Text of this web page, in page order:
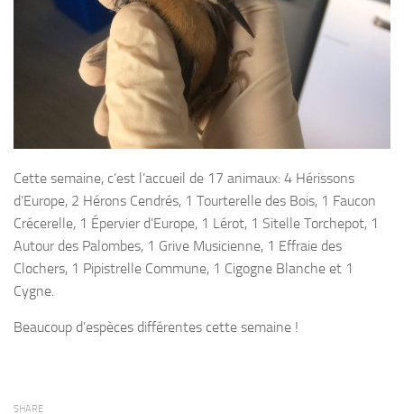
Cette semaine, c’est l’accueil de 17 animaux: 4 Hérissons
d’Europe, 2 Hérons Cendrés, 1 Tourterelle des Bois, 1 Faucon
Crécerelle, 1 Épervier d’Europe, 1 Lérot, 1 Sitelle Torchepot, 1
Autour des Palombes, 1 Grive Musicienne, 1 Effraie des
Clochers, 1 Pipistrelle Commune, 1 Cigogne Blanche et 1
Cygne.
Beaucoup d’espèces différentes cette semaine !
SHARE